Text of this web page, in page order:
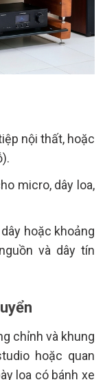
nội thất, hoặc
micro, dây loa,
hoặc khoảng
và dây tín
chỉnh và khung
hoặc quan
loa có bánh xe